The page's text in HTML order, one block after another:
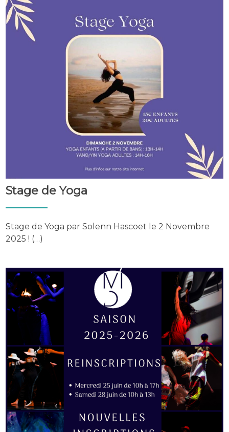
Stage de Yoga
Stage de Yoga par Solenn Hascoet le 2 Novembre
2025 ! (…)